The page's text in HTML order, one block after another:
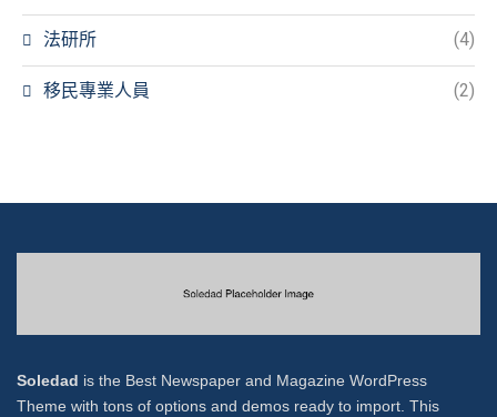
法研所 (4)
移民專業人員 (2)
Soledad is the Best Newspaper and Magazine WordPress
Theme with tons of options and demos ready to import. This